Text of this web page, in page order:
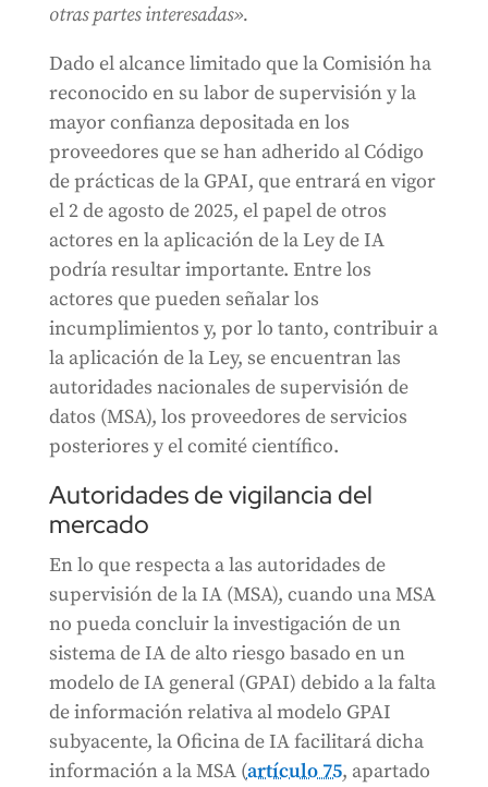
otras partes interesadas».
Dado el alcance limitado que la Comisión ha
reconocido en su labor de supervisión y la
mayor confianza depositada en los
proveedores que se han adherido al Código
de prácticas de la GPAI, que entrará en vigor
el 2 de agosto de 2025, el papel de otros
actores en la aplicación de la Ley de IA
podría resultar importante. Entre los
actores que pueden señalar los
incumplimientos y, por lo tanto, contribuir a
la aplicación de la Ley, se encuentran las
autoridades nacionales de supervisión de
datos (MSA), los proveedores de servicios
posteriores y el comité científico.
Autoridades de vigilancia del
mercado
En lo que respecta a las autoridades de
supervisión de la IA (MSA), cuando una MSA
no pueda concluir la investigación de un
sistema de IA de alto riesgo basado en un
modelo de IA general (GPAI) debido a la falta
de información relativa al modelo GPAI
subyacente, la Oficina de IA facilitará dicha
información a la MSA (artículo 75, apartado